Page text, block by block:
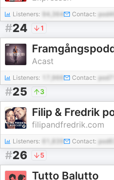
Listeners: 94,364 Contact:
#24 1
Acast
Listeners: Contact:
#25 3
Filip & Fredrik
filipandfredrik.com
Listeners: Contact:
#26 5
Tutto Balutto